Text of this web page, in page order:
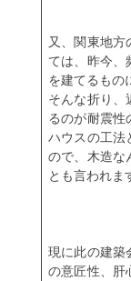
又、関東地
ては、昨今、
を建てるもの
そんな折り、
るのが耐震
ハウスの工法
ので、木造な
とも言われ
現に此の建築
の意匠性、肝